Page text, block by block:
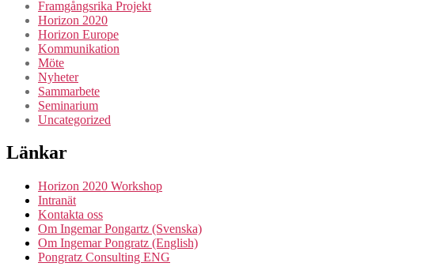
Framgångsrika Projekt
Horizon 2020
Horizon Europe
Kommunikation
Möte
Nyheter
Sammarbete
Seminarium
Uncategorized
Länkar
Horizon 2020 Workshop
Intranät
Kontakta oss
Om Ingemar Pongartz (Svenska)
Om Ingemar Pongratz (English)
Pongratz Consulting ENG